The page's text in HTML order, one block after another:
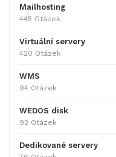
Mailhosting
445 Otázek
Virtuální servery
420 Otázek
WMS
94 Otázek
WEDOS disk
92 Otázek
Dedikované servery